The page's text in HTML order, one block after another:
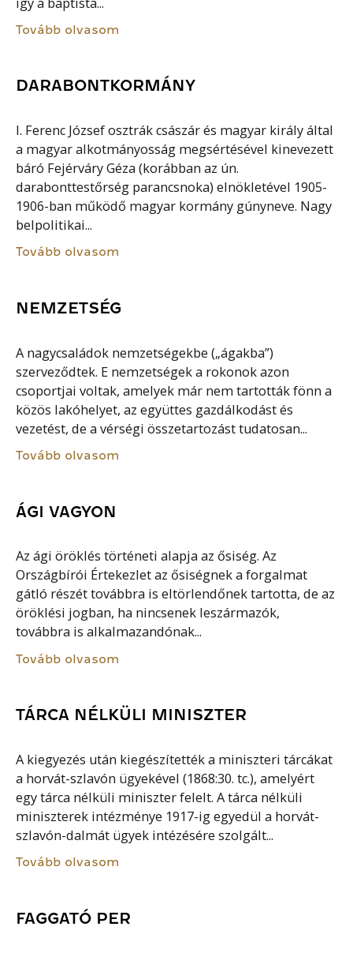
Tovább olvasom
DARABONTKORMÁNY
I. Ferenc József osztrák császár és magyar király által
a magyar alkotmányosság megsértésével kinevezett
báró Fejérváry Géza (korábban az ún.
darabonttestőrség parancsnoka) elnökletével 1905-
1906-ban működő magyar kormány gúnyneve. Nagy
belpolitikai...
Tovább olvasom
NEMZETSÉG
A nagycsaládok nemzetségekbe („ágakba”)
szerveződtek. E nemzetségek a rokonok azon
csoportjai voltak, amelyek már nem tartották fönn a
közös lakóhelyet, az együttes gazdálkodást és
vezetést, de a vérségi összetartozást tudatosan...
Tovább olvasom
ÁGI VAGYON
Az ági öröklés történeti alapja az ősiség. Az
Országbírói Értekezlet az ősiségnek a forgalmat
gátló részét továbbra is eltörlendőnek tartotta, de az
öröklési jogban, ha nincsenek leszármazók,
továbbra is alkalmazandónak...
Tovább olvasom
TÁRCA NÉLKÜLI MINISZTER
A kiegyezés után kiegészítették a miniszteri tárcákat
a horvát-szlavón ügyekével (1868:30. tc.), amelyért
egy tárca nélküli miniszter felelt. A tárca nélküli
miniszterek intézménye 1917-ig egyedül a horvát-
szlavón-dalmát ügyek intézésére szolgált...
Tovább olvasom
FAGGATÓ PER